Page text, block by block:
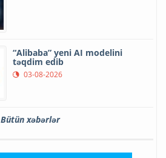
“Alibaba” yeni AI modelini
təqdim edib
03-08-2026
Bütün xəbərlər